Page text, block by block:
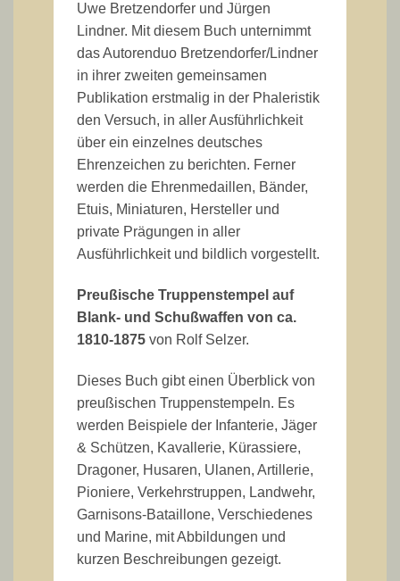
Uwe Bretzendorfer und Jürgen
Lindner. Mit diesem Buch unternimmt
das Autorenduo Bretzendorfer/Lindner
in ihrer zweiten gemeinsamen
Publikation erstmalig in der Phaleristik
den Versuch, in aller Ausführlichkeit
über ein einzelnes deutsches
Ehrenzeichen zu berichten. Ferner
werden die Ehrenmedaillen, Bänder,
Etuis, Miniaturen, Hersteller und
private Prägungen in aller
Ausführlichkeit und bildlich vorgestellt.
Preußische Truppenstempel auf
Blank- und Schußwaffen von ca.
1810-1875 von Rolf Selzer.
Dieses Buch gibt einen Überblick von
preußischen Truppenstempeln. Es
werden Beispiele der Infanterie, Jäger
& Schützen, Kavallerie, Kürassiere,
Dragoner, Husaren, Ulanen, Artillerie,
Pioniere, Verkehrstruppen, Landwehr,
Garnisons-Bataillone, Verschiedenes
und Marine, mit Abbildungen und
kurzen Beschreibungen gezeigt.